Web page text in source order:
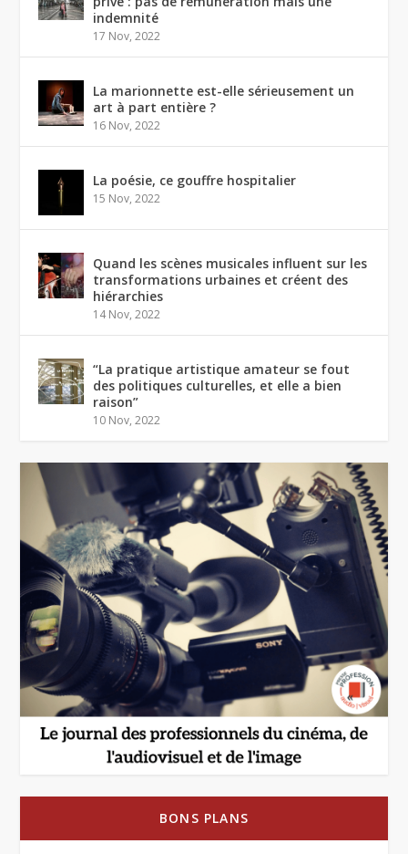
indemnité
17 Nov, 2022
La marionnette est-elle sérieusement un
art à part entière ?
16 Nov, 2022
La poésie, ce gouffre hospitalier
15 Nov, 2022
Quand les scènes musicales influent sur les
transformations urbaines et créent des
hiérarchies
14 Nov, 2022
“La pratique artistique amateur se fout
des politiques culturelles, et elle a bien
raison”
10 Nov, 2022
BONS PLANS